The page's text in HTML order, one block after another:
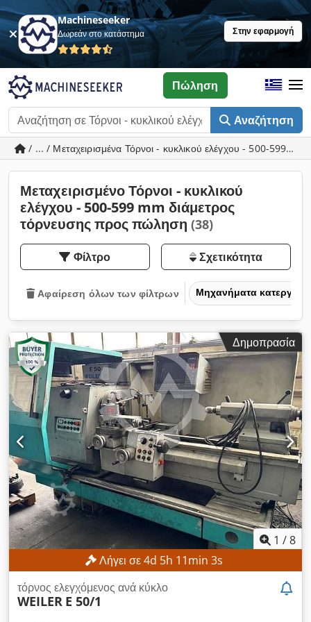
Machineseeker
Δωρεάν στο κατάστημα Στην εφαρμογή
Αναζήτηση
Πώληση
/ ... / Μεταχειρισμένα Τόρνοι - κυκλικού ελέγχου - 500-599
Μεταχειρισμένο Τόρνοι - κυκλικού
ελέγχου - 500-599 mm διάμετρος
τόρνευσης προς πώληση (38)
Φίλτρο Σχετικότητα
Αφαίρεση όλων των φίλτρων Μηχανήματα
Δημοπρασία
1 /8
Λήγει σε4d 5h 11min 0s
τόρνος ελεγχόμενος ανά κύκλο
WEILER E 50/1